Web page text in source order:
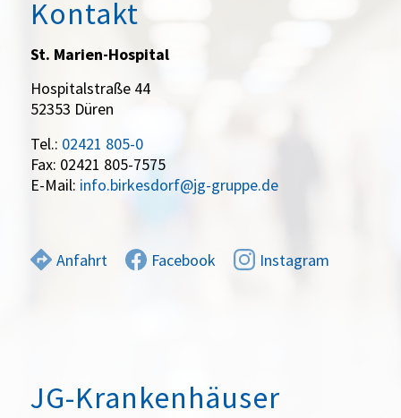
Kontakt
St. Marien-Hospital
Hospitalstraße 44
52353 Düren
Tel.: 02421 805-0
Fax: 02421 805-7575
E-Mail: info.birkesdorf@jg-gruppe.de
Anfahrt Facebook Instagram
JG-Krankenhäuser